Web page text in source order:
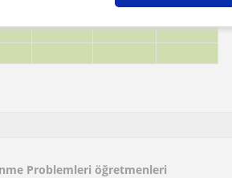
Problemleri öğretmenleri